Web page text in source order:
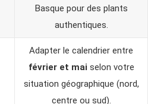
Basque pour des plants
authentiques.
Adapter le calendrier entre
février et mai selon votre
situation géographique (nord,
centre ou sud).